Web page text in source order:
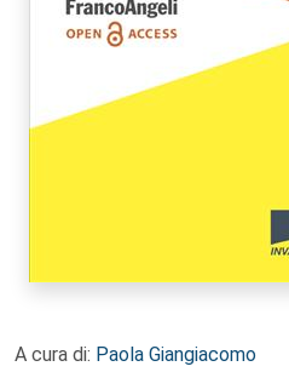
A cura di: Paola Giangiacomo